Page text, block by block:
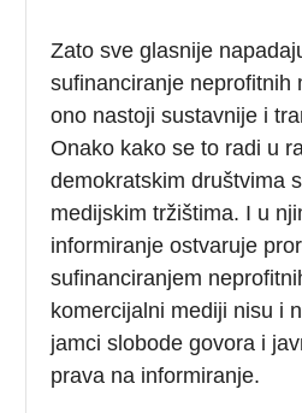
Zato sve glasnije
sufinanciranje neprofitnih
ono nastoji sustavnije i
Onako kako se to radi u
demokratskim društvima
medijskim tržištima. I u
informiranje ostvaruje
sufinanciranjem
komercijalni mediji nisu i
jamci slobode govora i
prava na informiranje.